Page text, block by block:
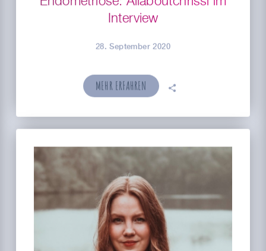
Interview
28. September 2020
MEHR ERFAHREN 🗣